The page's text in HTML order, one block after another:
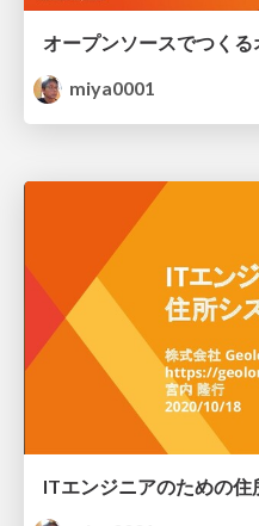
miya0001
ITエンジニアのための